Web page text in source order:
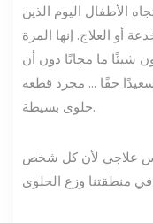
الأطفال اليوم الذين
أو العلاج. إنها المرة
شيئًا ما مجانًا دون أن
حقًا ... مجرد قطعة
حلوى بسيطة.
علاجي لأن كل شخص
في منطقتنا وزع الحلوى